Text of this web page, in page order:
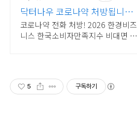
닥터나우 코로나약 처방됩니다
365일 24시간 진료가능
코로나약 전화 처방! 2026 한경비즈
니스 한국소비자만족지수 비대면 진
5 구독하기